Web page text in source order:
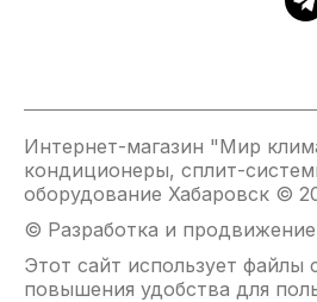
Фреон R290: экологически
2 скорости вентилятора
Регулировка воздушного потока
LED-дисплей
Электронное управление со
режим сна
Низкий уровень шума
Интернет-магазин "Мир
кондиционеры, сплит-
оборудование Хабаровск ©
© Разработка и
Этот сайт использует файлы
повышения удобства для